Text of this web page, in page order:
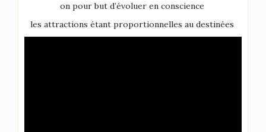
on pour but d’évoluer en conscience
les attractions étant proportionnelles au destinées